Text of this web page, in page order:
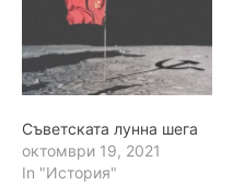
Съветската лунна шега
октомври 19, 2021
In "История"